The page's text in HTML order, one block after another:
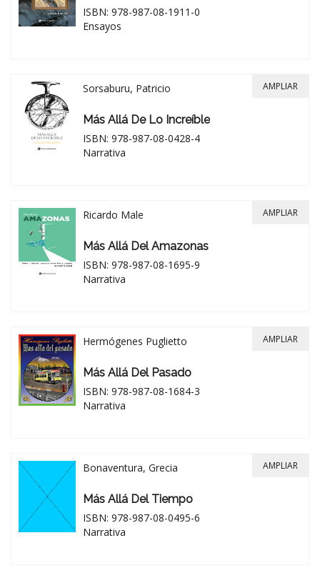
ISBN: 978-987-08-1911-0
Ensayos
Sorsaburu, Patricio
Más Allá De Lo Increíble
ISBN: 978-987-08-0428-4
Narrativa
AMPLIAR
Ricardo Male
Más Allá Del Amazonas
ISBN: 978-987-08-1695-9
Narrativa
AMPLIAR
Hermógenes Puglietto
Más Allá Del Pasado
ISBN: 978-987-08-1684-3
Narrativa
AMPLIAR
Bonaventura, Grecia
Más Allá Del Tiempo
ISBN: 978-987-08-0495-6
Narrativa
AMPLIAR